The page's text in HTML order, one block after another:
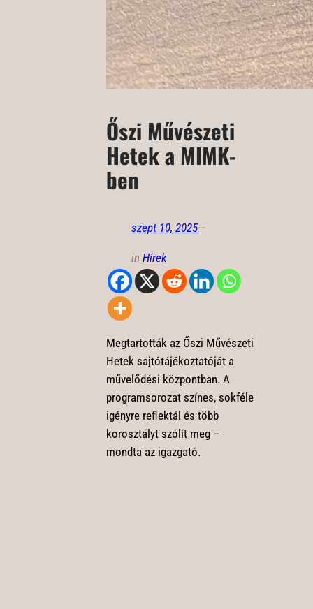
Őszi Művészeti
Hetek a MIMK-
ben
szept 10, 2025—
in Hírek
Megtartották az Őszi Művészeti
Hetek sajtótájékoztatóját a
művelődési központban. A
programsorozat színes, sokféle
igényre reflektál és több
korosztályt szólít meg –
mondta az igazgató.